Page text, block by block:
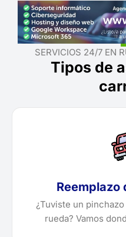
SERVICIOS 24/7 EN
Tipos de
Reemplazo
¿Tuviste un
rueda? Vamos